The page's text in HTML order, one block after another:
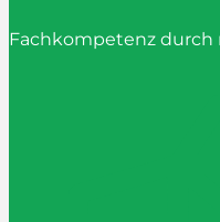
Fachkompetenz durch